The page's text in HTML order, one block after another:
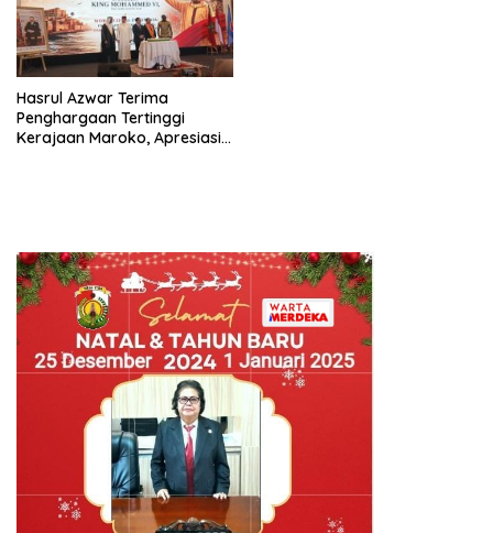
Hasrul Azwar Terima
Penghargaan Tertinggi
Kerajaan Maroko, Apresiasi